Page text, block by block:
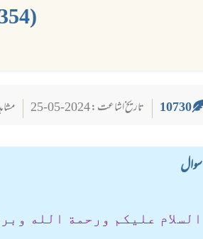
(354) گھڑی اور لوہے کی انگوٹھی پہننے کے بارے میں حکم
10730 تاریخ اشاعت : 2024-05-25
سوال
السلام عليكم ورحمة الله